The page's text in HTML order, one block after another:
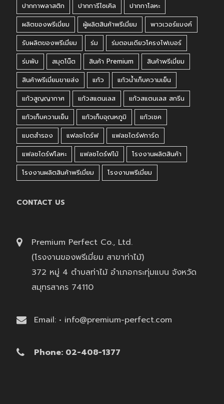
ปากกาพลาสติก
ปากการีไซเคิล
ปากกาโลหะ
ผลิตของพรีเมี่ยม
ผู้ผลิตสินค้าพรีเมี่ยม
พาวเวอร์แบงค์
รับผลิตของพรีเมี่ยม
ร่ม
ร่มตอนเดียวโครงไฟเบอร์
ร่มพับ
สมุดโน๊ต สินค้า Premium
สินค้าพรีเมี่ยม
สินค้าพรีเมี่ยมขายส่ง
แก้ว
แก้วน้ำเก็บความเย็น
แก้วสูญญากาศ
แก้วสแตนเลส
แก้วสแตนเลส สกรีน
แก้วเก็บความเย็น
แก้วเก็บอุณหภูมิ
แก้วเชค
แบตสำรอง
แฟลชไดร์ฟ
แฟลชไดร์ฟการ์ด
แฟลชไดร์ฟโลหะ
แฟลชไดร์ฟไม้
โรงงานผลิตสินค้า
โรงงานผลิตสินค้าพรีเมี่ยม
โรงงานพรีเมี่ยม
CONTACT US
Premium Perfect Co., Ltd.
(โรงงานของพรีเมี่ยม สาขาท่าไม้)
372 หมู่ 4 ตำบลท่าไม้ อำเภอกระทุ่มแบน จังหวัด
สมุทรสาคร 74110
Email: • info@premium-perfect.com
Phone: 02-408-1377